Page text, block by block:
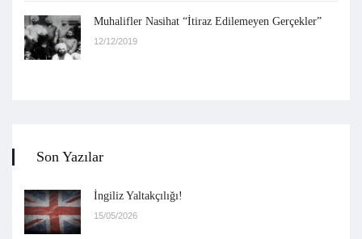
Muhalifler Nasihat “İtiraz Edilemeyen Gerçekler”
12/12/2019
Son Yazılar
İngiliz Yaltakçılığı!
15/05/2026